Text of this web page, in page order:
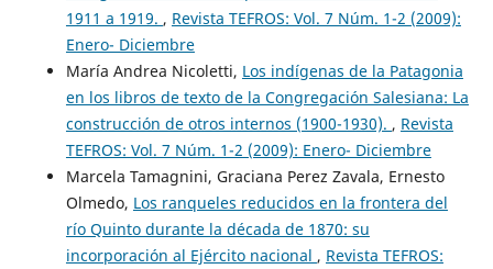
1911 a 1919. , Revista TEFROS: Vol. 7 Núm. 1-2 (2009):
Enero- Diciembre
María Andrea Nicoletti, Los indígenas de la Patagonia
en los libros de texto de la Congregación Salesiana: La
construcción de otros internos (1900-1930). , Revista
TEFROS: Vol. 7 Núm. 1-2 (2009): Enero- Diciembre
Marcela Tamagnini, Graciana Perez Zavala, Ernesto
Olmedo, Los ranqueles reducidos en la frontera del
río Quinto durante la década de 1870: su
incorporación al Ejército nacional , Revista TEFROS: